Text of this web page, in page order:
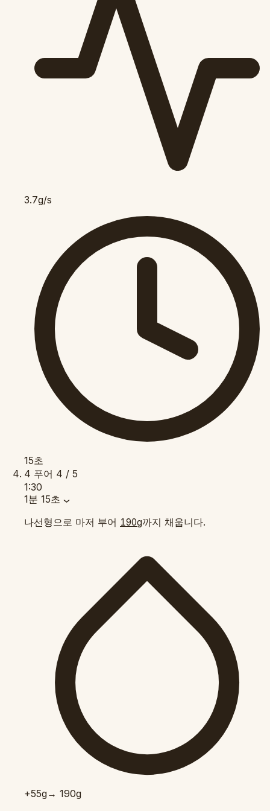
3.7g/s
15초
4 푸어 4 / 5
1:30
1분 15초
나선형으로 마저 부어 190g까지 채웁니다.
+55g→ 190g